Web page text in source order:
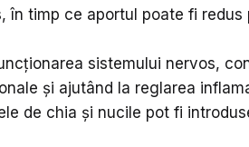
în timp ce aportul poate fi redus
sistemului nervos,
și ajutând la reglarea
de chia și nucile pot fi